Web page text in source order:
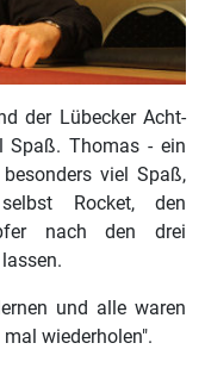
der Lübecker Acht-
Spaß. Thomas - ein
viel Spaß,
Rocket, den
nach den drei
und alle waren
wiederholen".